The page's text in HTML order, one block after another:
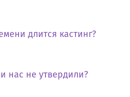
длится кастинг?
нас не утвердили?